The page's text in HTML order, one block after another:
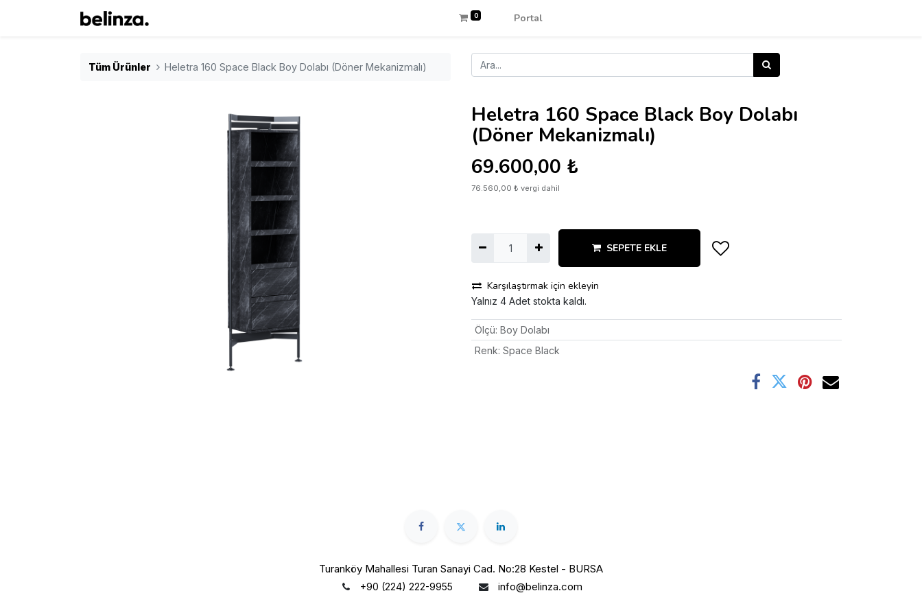
0 Portal
Tüm Ürünler Heletra 160 Space Black Boy Dolabı (Döner Mekanizmalı)
Heletra 160 Space Black Boy Dolabı
(Döner Mekanizmalı)
69.600,00 ₺
76.560,00 ₺ vergi dahil
SEPETE EKLE
Karşılaştırmak için ekleyin
Yalnız 4 Adet stokta kaldı.
Ölçü: Boy Dolabı
Renk: Space Black
Turanköy Mahallesi Turan Sanayi Cad. No:28 Kestel - BURSA
+90 (224) 222-9955 info@belinza.com